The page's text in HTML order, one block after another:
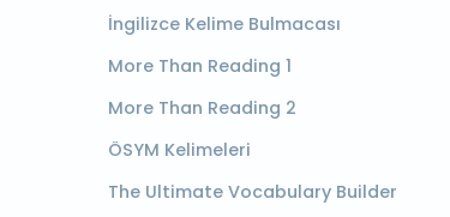
İngilizce Kelime Bulmacası
More Than Reading 1
More Than Reading 2
ÖSYM Kelimeleri
The Ultimate Vocabulary Builder